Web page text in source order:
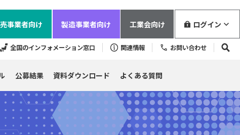
事業者向け 製造事業者向け 工業会向け ログイン
公募結果 資料ダウンロード よくある質問
全国のインフォメーション窓口 関連情報 お問い合わせ